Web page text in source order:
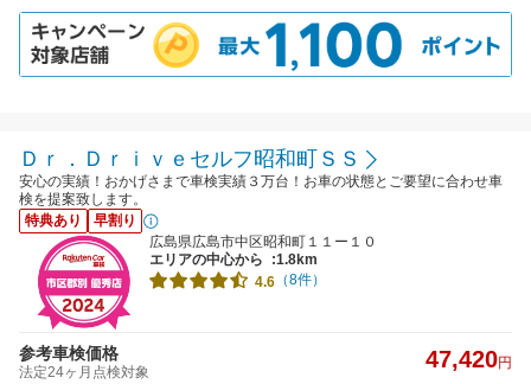
Ｄｒ．Ｄｒｉｖｅセルフ昭和町ＳＳ
安心の実績！おかげさまで車検実績３万台！お車の状態とご要望に合わせ車
検を提案致します。
特典あり
早割り
広島県広島市中区昭和町１１ー１０
エリアの中心から
:1.8km
4.6 （8件）
参考車検価格
法定24ヶ月点検対象 47,420円